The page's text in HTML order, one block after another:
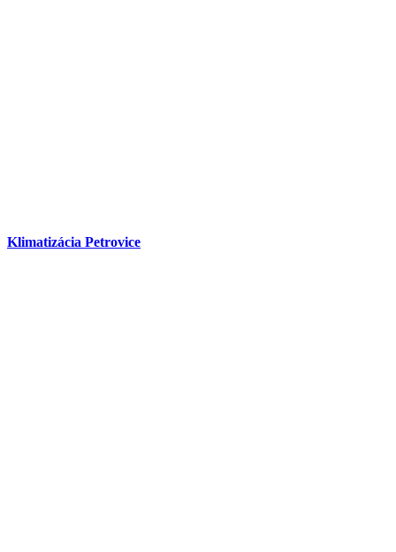
Klimatizácia Petrovice